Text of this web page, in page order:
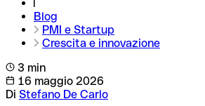
Blog
PMI e Startup
Crescita e innovazione
3 min
16 maggio 2026
Di Stefano De Carlo